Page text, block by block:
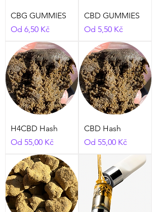
CBG GUMMIES
Od 6,50 Kč
Zvýhodněná cena
CBD GUMMIES
Od 5,50 Kč
Zvýhodněná cena
H4CBD Hash
Od 55,00 Kč
Zvýhodněná cena
CBD Hash
Od 55,00 Kč
Zvýhodněná cena